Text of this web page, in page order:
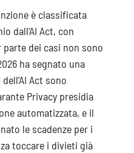
è classificata
dall’AI Act, con
dei casi non sono
ha segnato una
Act sono
Privacy presidia
automatizzata, e il
le scadenze per i
toccare i divieti già